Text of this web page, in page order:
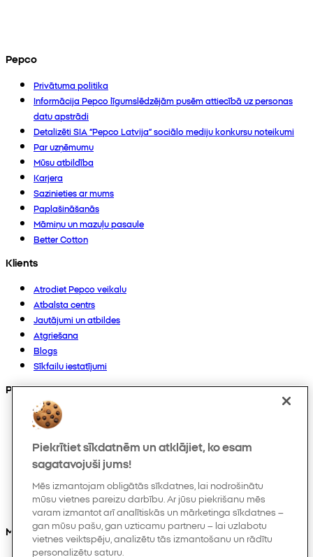
Pepco
Privātuma politika
Informācija Pepco līgumslēdzējām pusēm attiecībā uz personas
datu apstrādi
Detalizēti SIA “Pepco Latvija” sociālo mediju konkursu noteikumi
Par uzņēmumu
Mūsu atbildība
Karjera
Sazinieties ar mums
Paplašināšanās
Māmiņu un mazuļu pasaule
Better Cotton
Klients
Atrodiet Pepco veikalu
Atbalsta centrs
Jautājumi un atbildes
Atgriešana
Blogs
Sīkfailu iestatījumi
Preces
Kolekcijas
Zīdaiņiem
Bērniem
Mājoklim
Vīriešiem
Mūs varat atrast arī
Piekrītiet sīkdatnēm un atklājiet, ko esam
sagatavojuši jums!
Mēs izmantojam obligātās sīkdatnes, lai nodrošinātu
mūsu vietnes pareizu darbību. Ar jūsu piekrišanu mēs
varam izmantot arī analītiskās un mārketinga sīkdatnes –
gan mūsu pašu, gan uzticamu partneru – lai uzlabotu
vietnes veiktspēju, analizētu tās izmantošanu un rādītu
personalizētu saturu.